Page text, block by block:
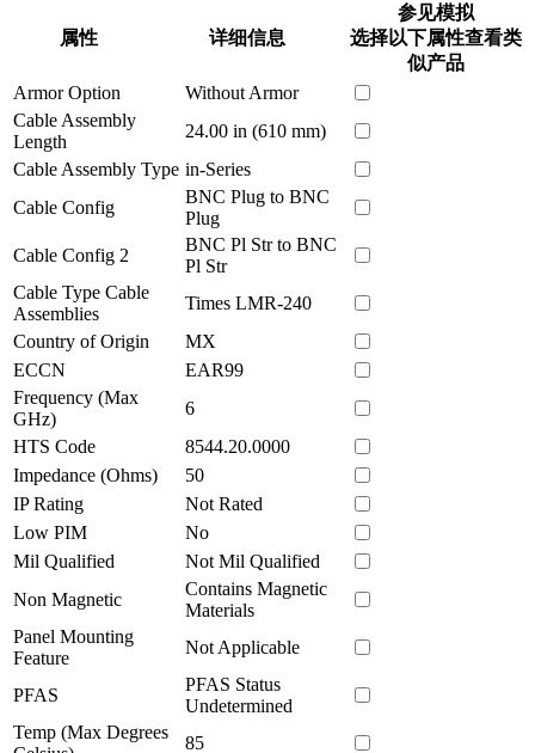
属性 详细信息
参见模拟
选择以下属性查看类
似产品
Armor Option
Without Armor
Cable Assembly
Length
24.00 in (610 mm)
Cable Assembly Type in-Series
Cable Config
BNC Plug to BNC
Plug
Cable Config 2
BNC Pl Str to BNC
Pl Str
Cable Type Cable
Assemblies
Times LMR-240
Country of Origin
MX
ECCN
EAR99
Frequency (Max
GHz)
6
HTS Code
8544.20.0000
Impedance (Ohms)
50
IP Rating
Not Rated
Low PIM
No
Mil Qualified
Not Mil Qualified
Non Magnetic
Contains Magnetic
Materials
Panel Mounting
Feature
Not Applicable
PFAS
PFAS Status
Undetermined
Temp (Max Degrees
85